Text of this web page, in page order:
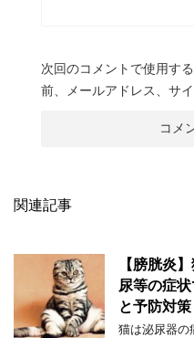
次回のコメントで使用す
前、メールアドレス、サイ
関連記事
【膀胱炎
尿等の症
と予防対策
猫は泌尿器の